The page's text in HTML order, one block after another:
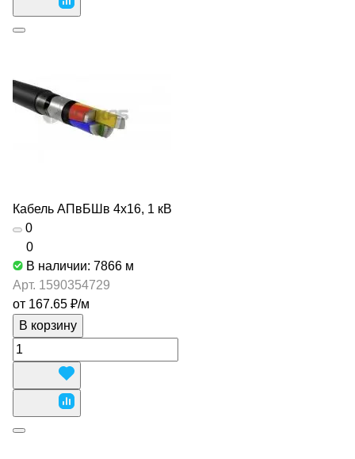
Кабель АПвБШв 4х16, 1 кВ
0
0
В наличии: 7866 м
Арт. 1590354729
от 167.65 ₽/м
В корзину